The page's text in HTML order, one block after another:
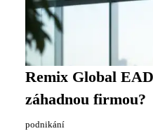
Remix Global
záhadnou firmou?
podnikání